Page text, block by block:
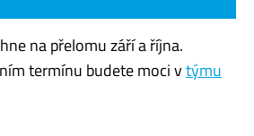
na přelomu září a října.
termínu budete moci vtýmu